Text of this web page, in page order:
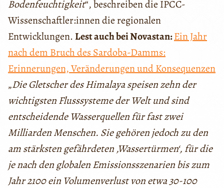
Bodenfeuchtigkeit“, beschreiben die IPCC-
Wissenschaftler:innen die regionalen
Entwicklungen. Lest auch bei Novastan:Ein Jahr
nach dem Bruch des Sardoba-Damms:
Erinnerungen, Veränderungen und Konsequenzen
„Die Gletscher des Himalaya speisen zehn der
wichtigsten Flusssysteme der Welt und sind
entscheidende Wasserquellen für fast zwei
Milliarden Menschen. Sie gehören jedoch zu den
am stärksten gefährdeten ‚Wassertürmen‘, für die
je nach den globalen Emissionsszenarien bis zum
Jahr 2100 ein Volumenverlust von etwa 30-100